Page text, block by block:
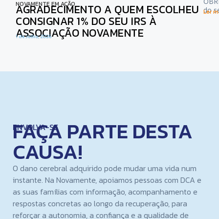
NOVAMENTE EM AÇÃO
AGRADECIMENTO A QUEM ESCOLHEU
CONSIGNAR 1% DO SEU IRS À
ASSOCIAÇÃO NOVAMENTE
1 de Julho, 2026
do
Ler
ENVOLVA-SE
FAÇA PARTE DESTA
CAUSA!
O dano cerebral adquirido pode mudar uma vida num
instante. Na Novamente, apoiamos pessoas com DCA e
as suas famílias com informação, acompanhamento e
respostas concretas ao longo da recuperação, para
reforçar a autonomia, a confiança e a qualidade de